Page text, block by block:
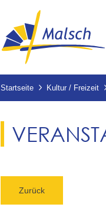
Startseite Kultur / Freizeit
Zurück